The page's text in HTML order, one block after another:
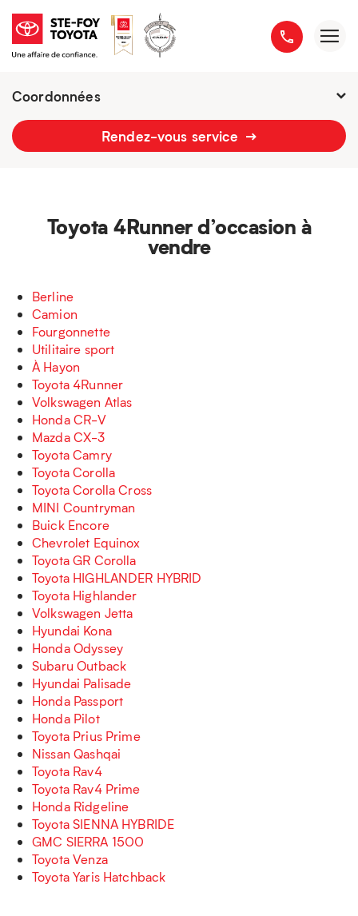
Coordonnées
Présentement ouvert jusqu'à 21h
Rendez-vous service
Toyota 4Runner d’occasion à
vendre
Berline
Camion
Fourgonnette
Utilitaire sport
À Hayon
Toyota 4Runner
Volkswagen Atlas
Honda CR-V
Mazda CX-3
Toyota Camry
Toyota Corolla
Toyota Corolla Cross
MINI Countryman
Buick Encore
Chevrolet Equinox
Toyota GR Corolla
Toyota HIGHLANDER HYBRID
Toyota Highlander
Volkswagen Jetta
Hyundai Kona
Honda Odyssey
Subaru Outback
Hyundai Palisade
Honda Passport
Honda Pilot
Toyota Prius Prime
Nissan Qashqai
Toyota Rav4
Toyota Rav4 Prime
Honda Ridgeline
Toyota SIENNA HYBRIDE
GMC SIERRA 1500
Toyota Venza
Toyota Yaris Hatchback